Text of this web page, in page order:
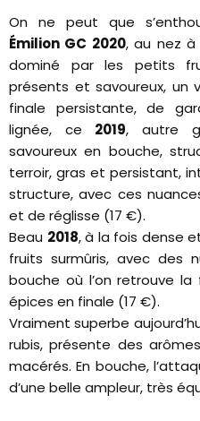
On ne peut que
Émilion GC 2020, au nez
dominé par les petits
présents et savoureux, un
finale persistante, de
lignée, ce 2019, autre
savoureux en bouche,
terroir, gras et persistant,
structure, avec ces
et de réglisse (17 €).
Beau 2018, à la fois dense
fruits surmûris, avec des
bouche où l’on retrouve
épices en finale (17 €).
Vraiment superbe
rubis, présente des
macérés. En bouche,
d’une belle ampleur, très